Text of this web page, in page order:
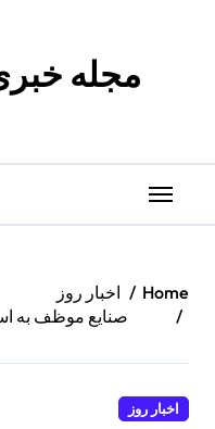
مجله
Home
اخبار روز
اخبار روز